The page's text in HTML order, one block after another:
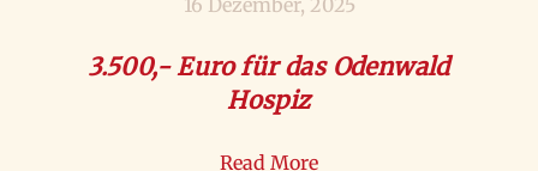
16 Dezember, 2025
3.500,- Euro für das Odenwald
Hospiz
Read More